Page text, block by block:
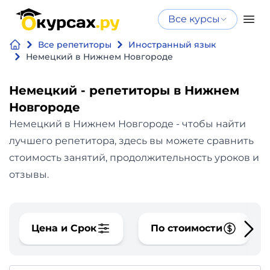
Все курсы
Все репетиторы
Иностранный язык
Немецкий в Нижнем Новгороде
Немецкий - репетиторы в Нижнем
Новгороде
Немецкий в Нижнем Новгороде - чтобы найти
лучшего репетитора, здесь вы можете сравнить
стоимость занятий, продолжительность уроков и
отзывы.
Цена и Срок По стоимости
Нейросеть
и ИИ
Программирование
Бизнес
и
финансы
Аналитика
Нейросеть и ИИ
искусственному
Курсы по нейросетям
Бесплатно